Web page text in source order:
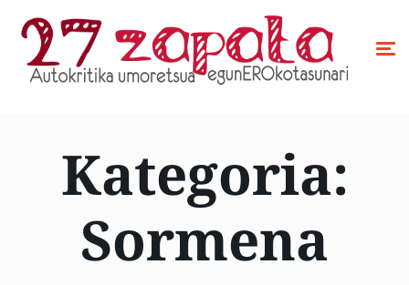
Kategoria:
Sormena